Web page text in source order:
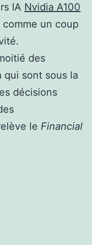
IA Nvidia A100
un coup
des
qui sont sous la
décisions
le Financial